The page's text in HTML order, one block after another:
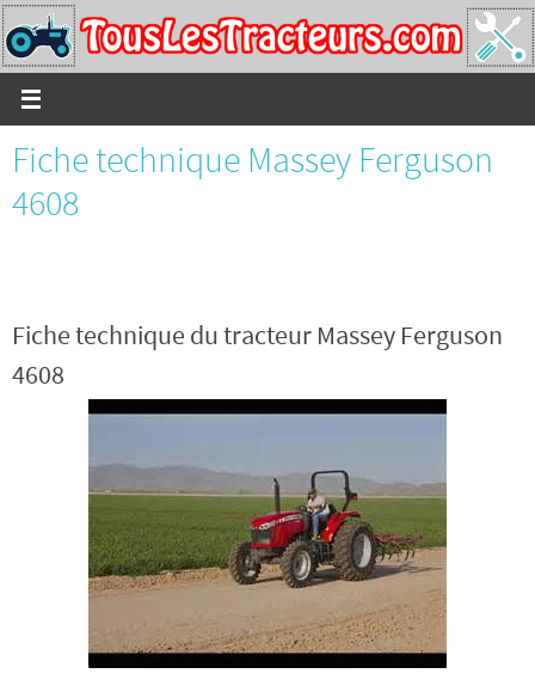
Passer
vers
le
contenu
Fiche technique Massey Ferguson
4608
Fiche technique du tracteur Massey Ferguson
4608